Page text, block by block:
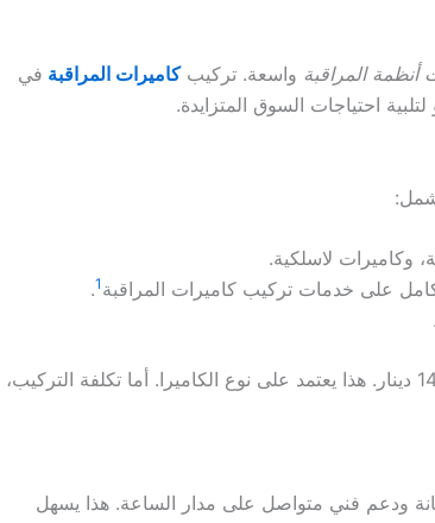
أنظمة المراقبة واسعة. تركيبكاميرات المراقبة في
احتياجات السوق المتزايدة.
وكاميرات لاسلكية.
على خدمات تركيب كاميرات المراقبة 1
.
تكلفة تركيب الكاميرات المنزلية في الكويت تتراوح بين 55 و145 دينار. هذا يعتمد على نوع الكاميرا. أما تكلفة التركيب،
ودعم فني متواصل على مدار الساعة. هذا يسهل